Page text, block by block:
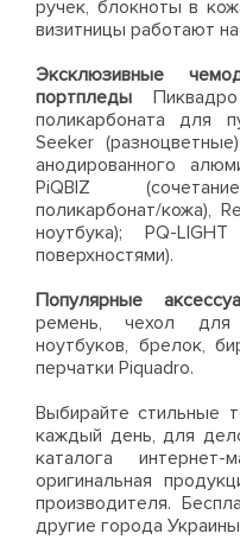
ручек, блокноты в
визитницы работают
Эксклюзивные
портпледы
поликарбоната для
Seeker
анодированного
PiQBIZ
поликарбонат/кожа),
ноутбука); PQ-
поверхностями).
Популярные
ремень, чехол
ноутбуков, брелок,
перчатки Piquadro.
Выбирайте стильные
каждый день, для
каталога
оригинальная
производителя.
другие города